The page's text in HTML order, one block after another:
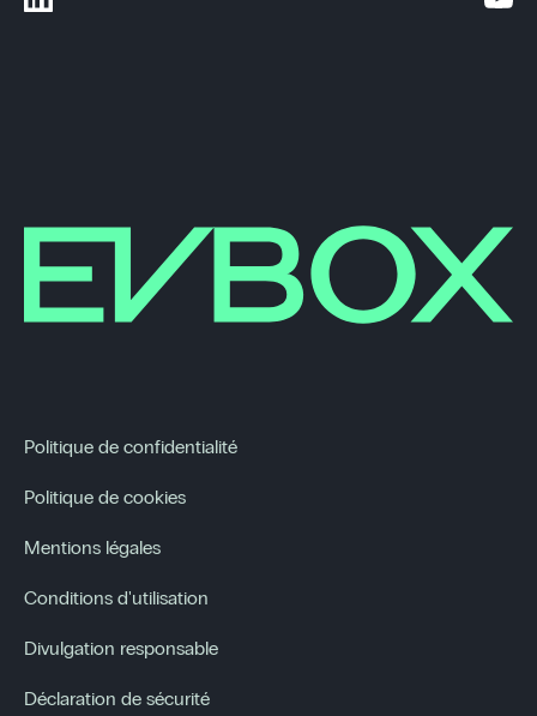
Politique de confidentialité
Politique de cookies
Mentions légales
Conditions d'utilisation
Divulgation responsable
Déclaration de sécurité